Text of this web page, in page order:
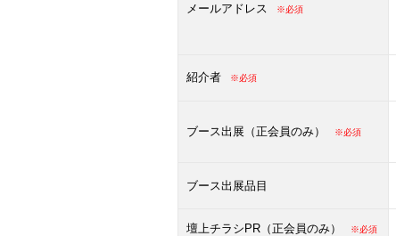
メールアドレス ※必須
紹介者 ※必須
ブース出展（正会員のみ） ※必須
ブース出展品目
壇上チラシPR（正会員のみ） ※必須